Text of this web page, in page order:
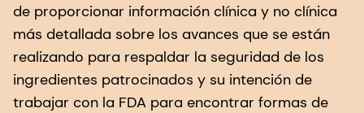
de proporcionar información clínica y no clínica
más detallada sobre los avances que se están
realizando para respaldar la seguridad de los
ingredientes patrocinados y su intención de
trabajar con la FDA para encontrar formas de